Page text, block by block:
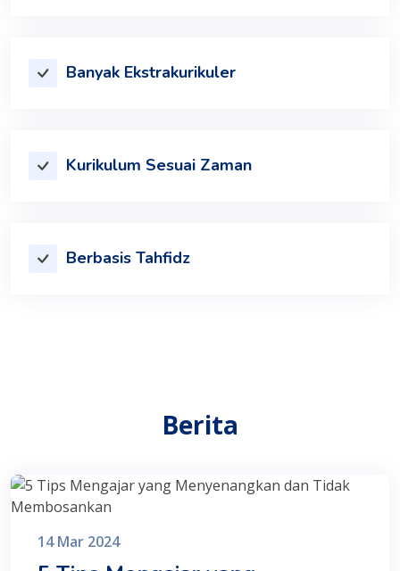
Banyak Ekstrakurikuler
Kurikulum Sesuai Zaman
Berbasis Tahfidz
Berita
14 Mar 2024